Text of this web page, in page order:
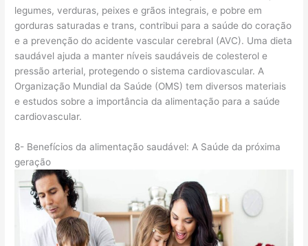
legumes, verduras, peixes e grãos integrais, e pobre em
gorduras saturadas e trans, contribui para a saúde do coração
e a prevenção do acidente vascular cerebral (AVC). Uma dieta
saudável ajuda a manter níveis saudáveis de colesterol e
pressão arterial, protegendo o sistema cardiovascular. A
Organização Mundial da Saúde (OMS) tem diversos materiais
e estudos sobre a importância da alimentação para a saúde
cardiovascular.
8- Benefícios da alimentação saudável: A Saúde da próxima
geração